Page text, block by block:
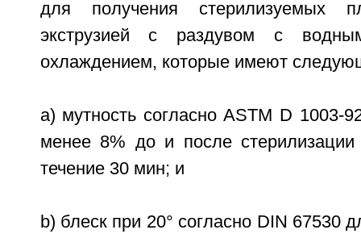
для получения стерилизуемых
экструзией с раздувом с
охлаждением, которые имеют
a) мутность согласно ASTM D 1003-
менее 8% до и после
течение 30 мин; и
b) блеск при 20° согласно DIN 67530